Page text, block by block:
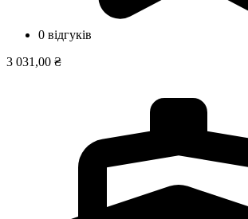
0 відгуків
3 031,00 ₴